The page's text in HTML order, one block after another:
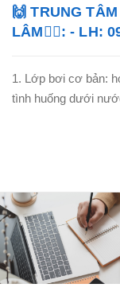
🙌 TRUNG
LÂM🏊‍♂️: - LH:
1. Lớp bơi cơ bản:
tình huống dưới